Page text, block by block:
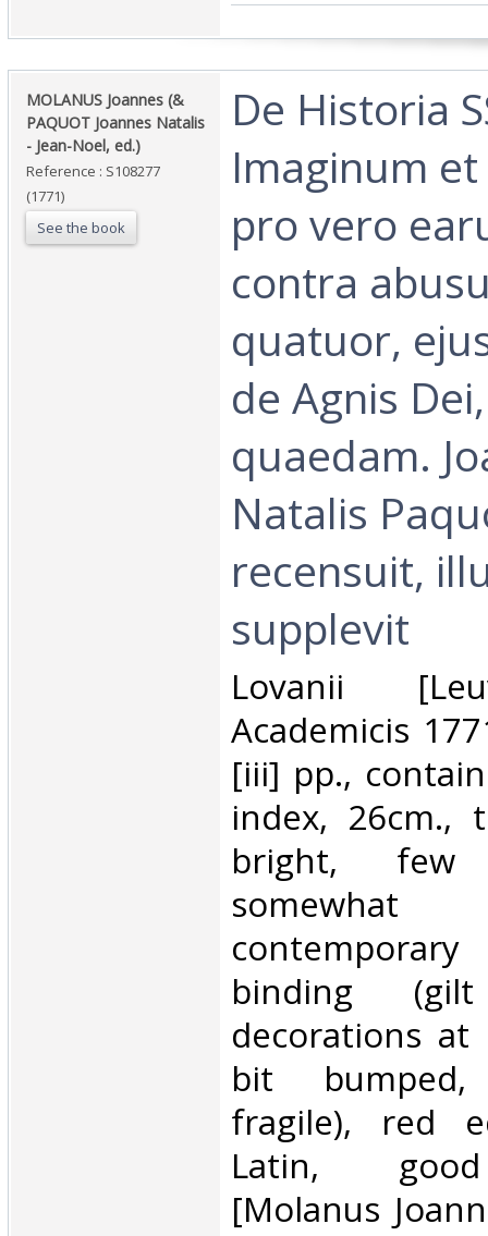
‎MOLANUS Joannes (&
PAQUOT Joannes Natalis
- Jean-Noel, ed.)‎
Reference : S108277
(1771)
See the book
‎De Historia
Imaginum
pro vero
contra
quatuor,
de Agnis
quaedam.
Natalis
recensuit,
supplevit‎
‎Lovanii
Academicis
[iii] pp.,
index, 26cm.,
bright,
binding
decorations at
bit
fragile), red
Latin,
[Molanus